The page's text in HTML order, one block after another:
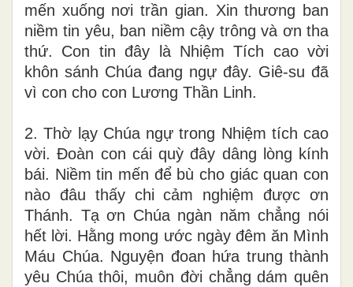
mến xuống nơi trần gian. Xin thương ban
niềm tin yêu, ban niềm cậy trông và ơn tha
thứ. Con tin đây là Nhiệm Tích cao vời
khôn sánh Chúa đang ngự đây. Giê-su đã
vì con cho con Lương Thần Linh.
2. Thờ lạy Chúa ngự trong Nhiệm tích cao
vời. Đoàn con cái quỳ đây dâng lòng kính
bái. Niềm tin mến để bù cho giác quan con
nào đâu thấy chi cảm nghiệm được ơn
Thánh. Tạ ơn Chúa ngàn năm chẳng nói
hết lời. Hằng mong ước ngày đêm ăn Mình
Máu Chúa. Nguyện đoan hứa trung thành
yêu Chúa thôi, muôn đời chẳng dám quên